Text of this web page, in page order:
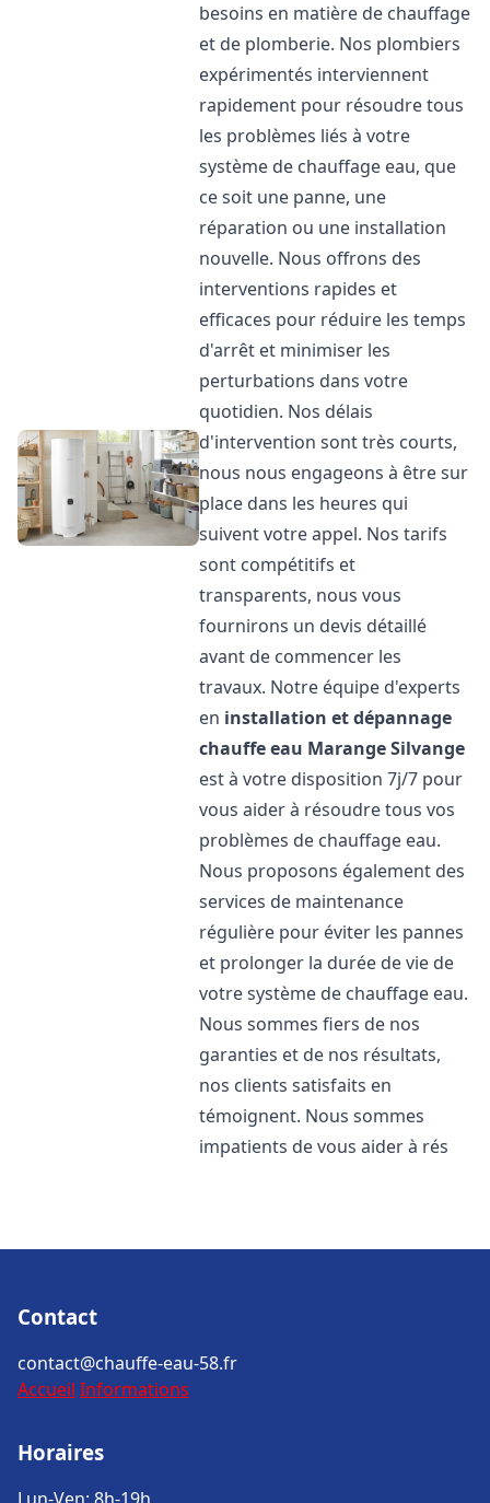
besoins en matière de chauffage
et de plomberie. Nos plombiers
expérimentés interviennent
rapidement pour résoudre tous
les problèmes liés à votre
système de chauffage eau, que
ce soit une panne, une
réparation ou une installation
nouvelle. Nous offrons des
interventions rapides et
efficaces pour réduire les temps
d'arrêt et minimiser les
perturbations dans votre
quotidien. Nos délais
d'intervention sont très courts,
nous nous engageons à être sur
place dans les heures qui
suivent votre appel. Nos tarifs
sont compétitifs et
transparents, nous vous
fournirons un devis détaillé
avant de commencer les
travaux. Notre équipe d'experts
en installation et dépannage
chauffe eau Marange Silvange
est à votre disposition 7j/7 pour
vous aider à résoudre tous vos
problèmes de chauffage eau.
Nous proposons également des
services de maintenance
régulière pour éviter les pannes
et prolonger la durée de vie de
votre système de chauffage eau.
Nous sommes fiers de nos
garanties et de nos résultats,
nos clients satisfaits en
témoignent. Nous sommes
impatients de vous aider à rés
Contact
contact@chauffe-eau-58.fr
Accueil Informations
Horaires